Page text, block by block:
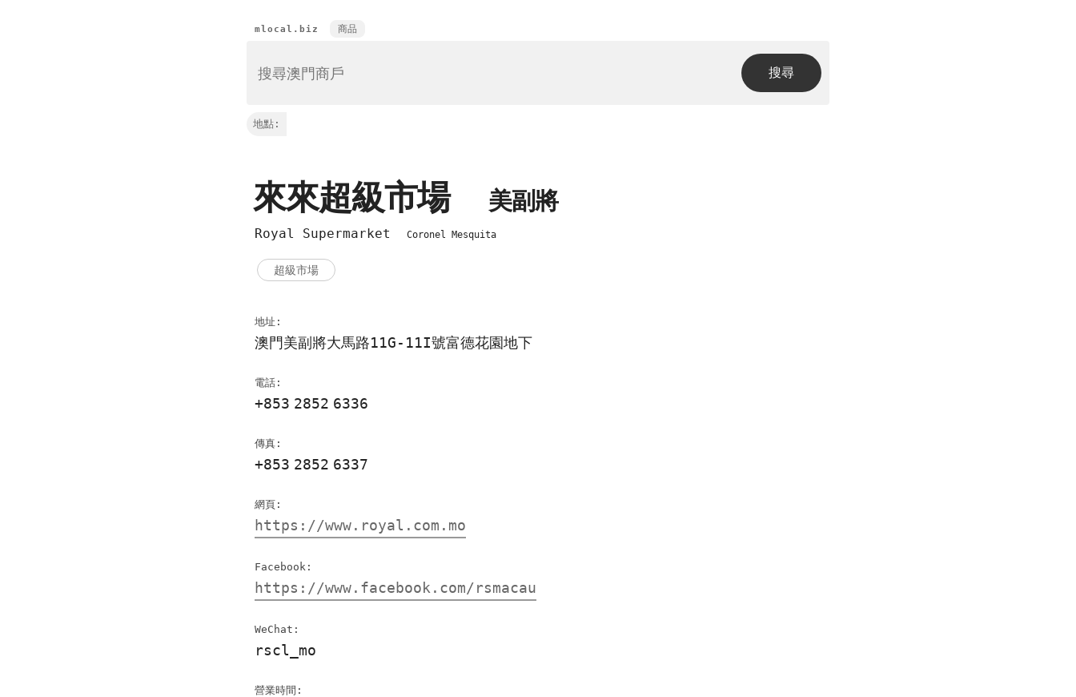
mlocal.biz 商品
地點:
來來超級市場 美副將
Royal Supermarket Coronel Mesquita
超級市場
地址:
澳門美副將大馬路11G-11I號富德花園地下
電話:
+853 2852 6336
傳真:
+853 2852 6337
網頁:
https://www.royal.com.mo
Facebook:
https://www.facebook.com/rsmacau
WeChat:
rscl_mo
營業時間: